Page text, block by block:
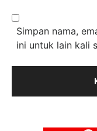
Simpan nama,
ini untuk lain kali